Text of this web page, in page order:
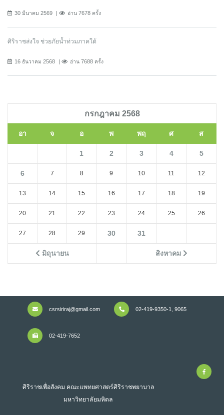
30 มีนาคม 2569 อ่าน 7678 ครั้ง
ศิริราชส่งใจ ช่วยภัยน้ำท่วมภาคใต้
16 ธันวาคม 2568 อ่าน 7688 ครั้ง
กรกฎาคม 2568
อา จ อ พ พฤ ศ ส
มิถุนายน สิงหาคม
1 2 3 4 5
6 7 8 9 10 11 12
13 14 15 16 17 18 19
20 21 22 23 24 25 26
27 28 29 30 31
csrsiriraj@gmail.com 02-419-9350-1, 9065
02-419-7652
ศิริราชเพื่อสังคม คณะแพทยศาสตร์ศิริราชพยาบาล
มหาวิทยาลัยมหิดล